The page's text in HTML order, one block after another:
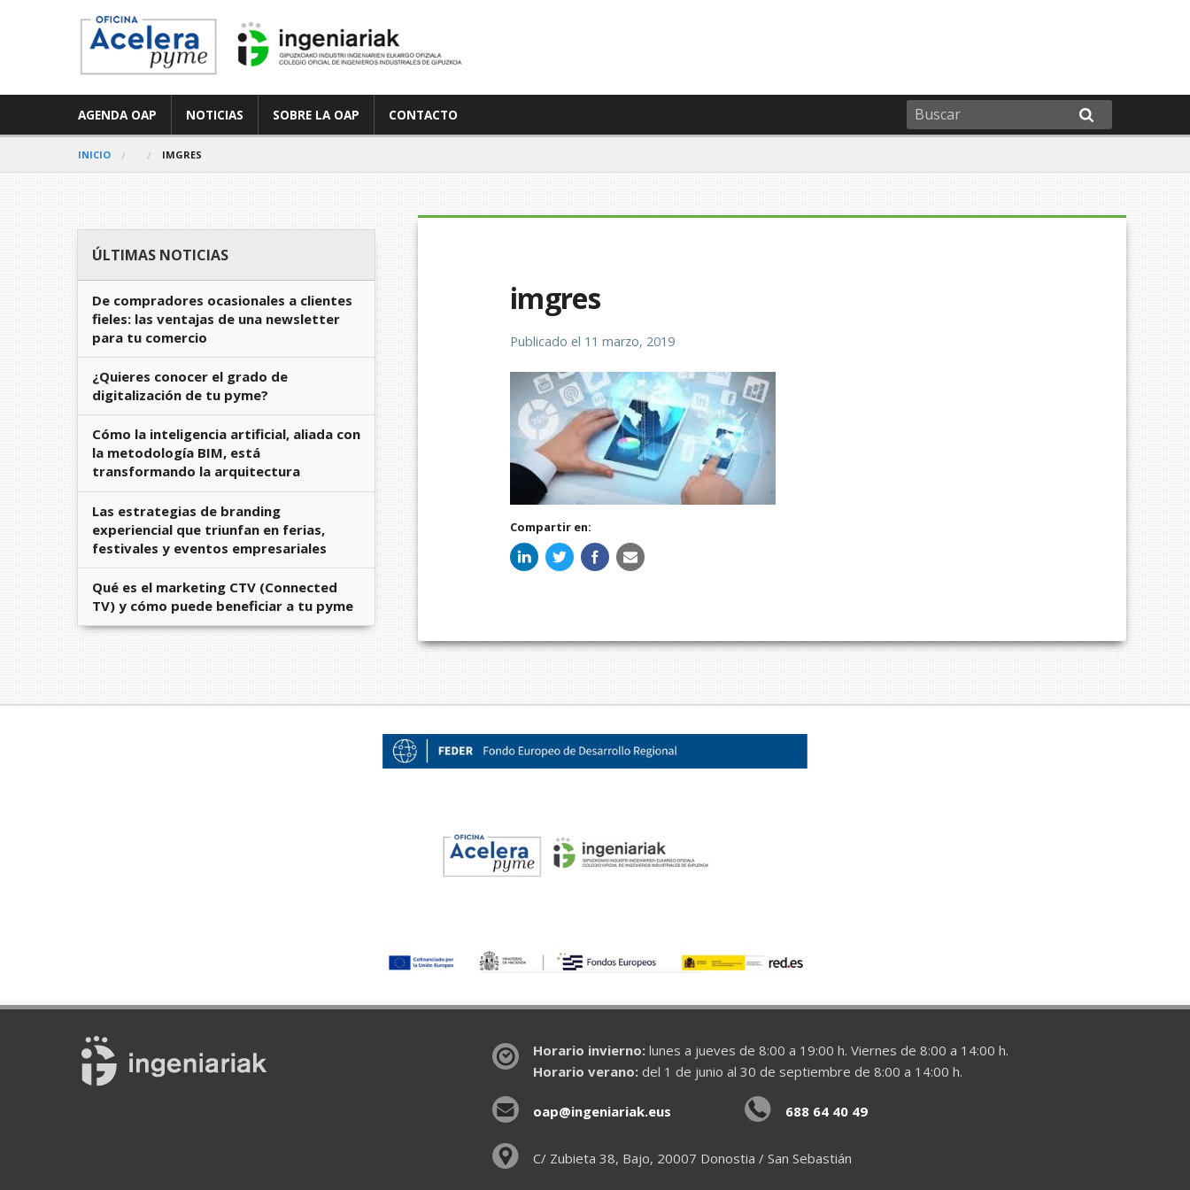
AGENDA OAP NOTICIAS SOBRE LA OAP CONTACTO
INICIO IMGRES
imgres
Publicado el 11 marzo, 2019
Compartir en:
ÚLTIMAS NOTICIAS
De compradores ocasionales a clientes
fieles: las ventajas de una newsletter
para tu comercio
¿Quieres conocer el grado de
digitalización de tu pyme?
Cómo la inteligencia artificial, aliada con
la metodología BIM, está
transformando la arquitectura
Las estrategias de branding
experiencial que triunfan en ferias,
festivales y eventos empresariales
Qué es el marketing CTV (Connected
TV) y cómo puede beneficiar a tu pyme
Horario invierno:lunes a jueves de 8:00 a 19:00 h. Viernes de 8:00 a 14:00 h.
Horario verano:del 1 de junio al 30 de septiembre de 8:00 a 14:00 h.
oap@ingeniariak.eus 688 64 40 49
C/ Zubieta 38, Bajo, 20007 Donostia / San Sebastián